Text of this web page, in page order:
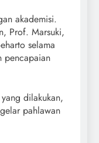
akademisi.
Prof. Marsuki,
selama
pencapaian
dilakukan,
pahlawan